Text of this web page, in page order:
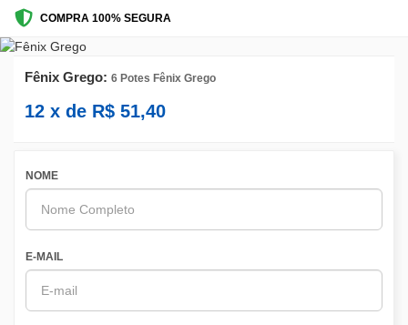
COMPRA 100% SEGURA
Fênix Grego: 6 Potes Fênix Grego
12 x de R$ 51,40
NOME
E-MAIL